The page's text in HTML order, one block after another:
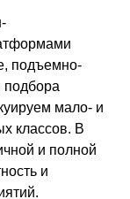
подъемно-
подбора
мало- и
классов. В
и полной
и